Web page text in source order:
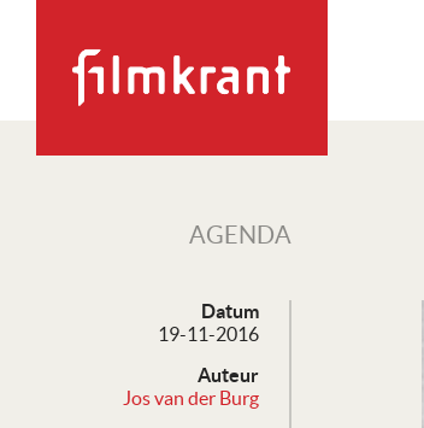
AGENDA
Datum
19-11-2016
Auteur
Jos van der Burg